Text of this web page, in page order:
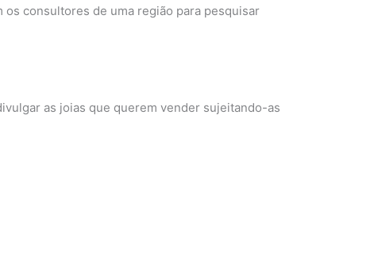
consultores de uma região para pesquisar
as joias que querem vender sujeitando-as